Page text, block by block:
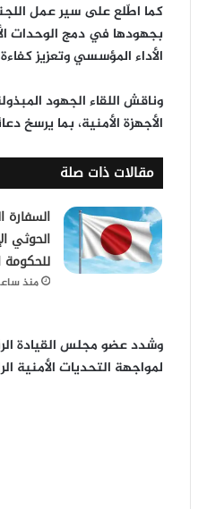
كما اطّلع على سير عمل
بجهودها في دمج الوحدات
الأداء المؤسسي وتعزيز
وناقش اللقاء الجهود
الأجهزة الأمنية، بما يرسخ
مقالات ذات صلة
السفارة
الحوثي
للحكومة
منذ
وشدد عضو مجلس القيادة
لمواجهة التحديات الأمنية